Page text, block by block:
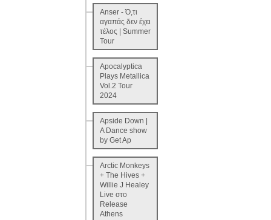
Anser - Ό,τι
αγαπάς δεν έχει
τέλος | Summer
Tour
Apocalyptica
Plays Metallica
Vol.2 Tour
2024
Apside Down |
A Dance show
by Get Ap
Arctic Monkeys
+ The Hives +
Willie J Healey
Live στο
Release
Athens